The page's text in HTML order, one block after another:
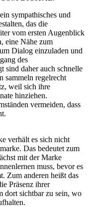
sympathisches und
das die
vom ersten Augenblick
eine Nähe zum
Dialog einzuladen und
des
sind daher auch schnelle
sammeln regelrecht
weil sich ihre
hinziehen.
vermeiden, dass
verhält es sich nicht
Das bedeutet zum
mit der Marke
muss, bevor es
Zum anderen heißt das
Präsenz ihrer
dort sichtbar zu sein, wo